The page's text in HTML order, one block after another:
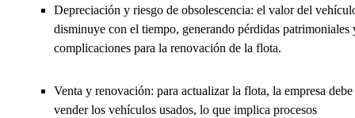
Depreciación y riesgo de obsolescencia: el valor del
disminuye con el tiempo, generando pérdidas patrimoniales
complicaciones para la renovación de la flota.
Venta y renovación: para actualizar la flota, la empresa debe
vender los vehículos usados, lo que implica procesos